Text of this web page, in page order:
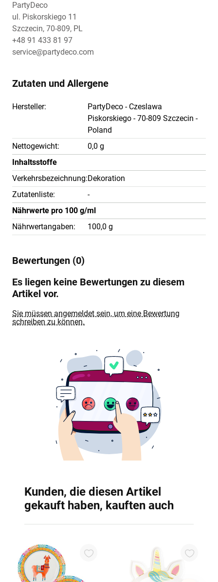
PartyDeco
ul. Piskorskiego 11
Szczecin, 70-809, PL
+48 91 433 81 97
service@partydeco.com
Zutaten und Allergene
Hersteller:
PartyDeco - Czeslawa
Piskorskiego - 70-809 Szczecin -
Poland
Nettogewicht:
0,0 g
Inhaltsstoffe
Verkehrsbezeichnung:Dekoration
Zutatenliste:
-
Nährwerte pro 100 g/ml
Nährwertangaben:
100,0 g
Bewertungen (0)
Es liegen keine Bewertungen zu diesem
Artikel vor.
Sie müssen angemeldet sein, um eine Bewertung
schreiben zu können.
Kunden, die diesen Artikel
gekauft haben, kauften auch